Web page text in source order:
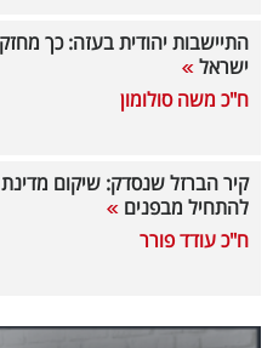
ניוזלטרים
התיישבות יהודית בעזה: כך
ישראל
ח"כ משה סולומון
קיר הברזל שנסדק: שיקום
להתחיל מבפנים
ח"כ עודד פורר